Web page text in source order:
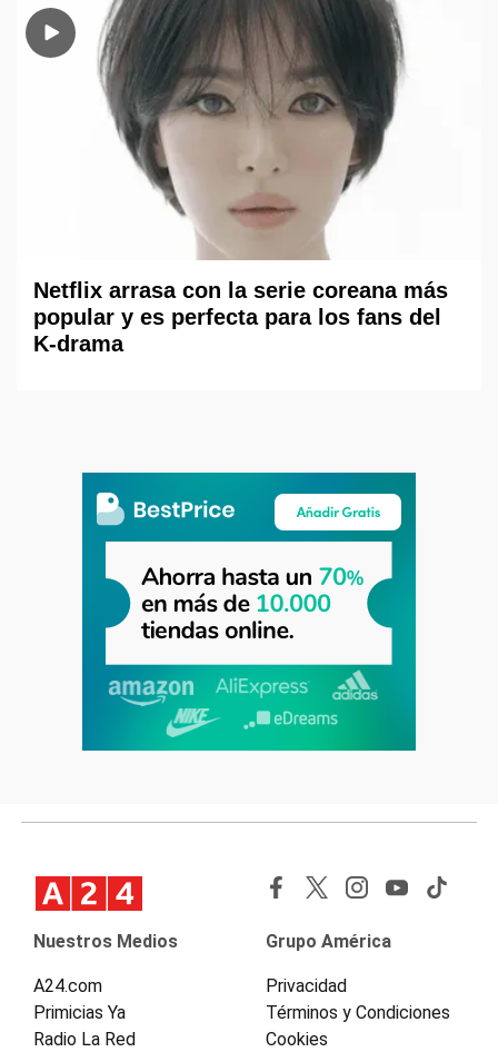
Netflix arrasa con la serie coreana más
popular y es perfecta para los fans del
K-drama
Nuestros Medios
A24.com
Primicias Ya
Radio La Red
Grupo América
Privacidad
Términos y Condiciones
Cookies